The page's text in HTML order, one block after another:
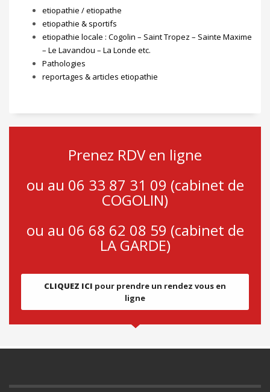
etiopathie / etiopathe
etiopathie & sportifs
etiopathie locale : Cogolin – Saint Tropez – Sainte Maxime
– Le Lavandou – La Londe etc.
Pathologies
reportages & articles etiopathie
Prenez RDV en ligne
ou au 06 33 87 31 09 (cabinet de
COGOLIN)
ou au 06 68 62 08 59 (cabinet de
LA GARDE)
CLIQUEZ ICI pour prendre un rendez vous en
ligne